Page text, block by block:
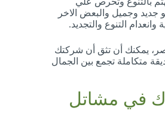
جديد وجميل والبعض الاخر
وانعدام التنوع والتجديد.
يمكنك أن تثق أن شركتك
متكاملة تجمع بين الجمال
في مشاتل